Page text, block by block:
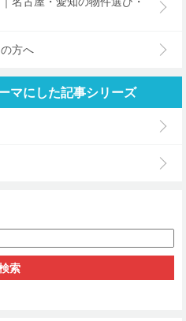
方へ
マにした記事シリーズ